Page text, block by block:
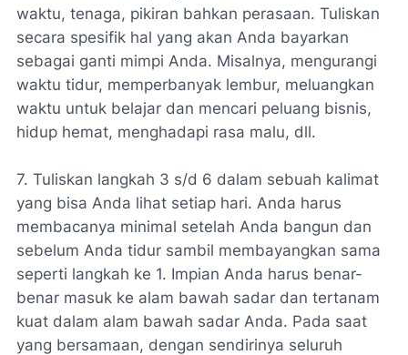
waktu, tenaga, pikiran bahkan perasaan. Tuliskan
secara spesifik hal yang akan Anda bayarkan
sebagai ganti mimpi Anda. Misalnya, mengurangi
waktu tidur, memperbanyak lembur, meluangkan
waktu untuk belajar dan mencari peluang bisnis,
hidup hemat, menghadapi rasa malu, dll.
7. Tuliskan langkah 3 s/d 6 dalam sebuah kalimat
yang bisa Anda lihat setiap hari. Anda harus
membacanya minimal setelah Anda bangun dan
sebelum Anda tidur sambil membayangkan sama
seperti langkah ke 1. Impian Anda harus benar-
benar masuk ke alam bawah sadar dan tertanam
kuat dalam alam bawah sadar Anda. Pada saat
yang bersamaan, dengan sendirinya seluruh